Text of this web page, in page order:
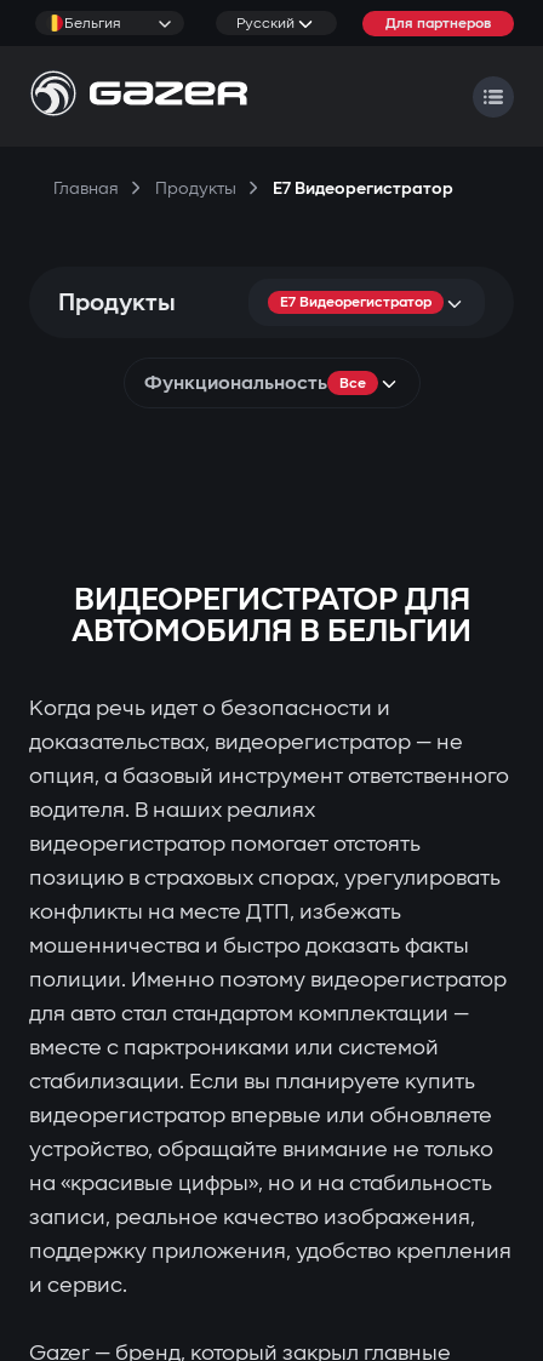
Бельгия Русский Для партнеров
Главная Продукты E7 Видеорегистратор
Продукты E7 Видеорегистратор
Функциональность Все
ВИДЕОРЕГИСТРАТОР ДЛЯ
АВТОМОБИЛЯ В БЕЛЬГИИ
Когда речь идет о безопасности и
доказательствах, видеорегистратор — не
опция, а базовый инструмент ответственного
водителя. В наших реалиях
видеорегистратор помогает отстоять
позицию в страховых спорах, урегулировать
конфликты на месте ДТП, избежать
мошенничества и быстро доказать факты
полиции. Именно поэтому видеорегистратор
для авто стал стандартом комплектации —
вместе с парктрониками или системой
стабилизации. Если вы планируете купить
видеорегистратор впервые или обновляете
устройство, обращайте внимание не только
на «красивые цифры», но и на стабильность
записи, реальное качество изображения,
поддержку приложения, удобство крепления
и сервис.
Gazer — бренд, который закрыл главные